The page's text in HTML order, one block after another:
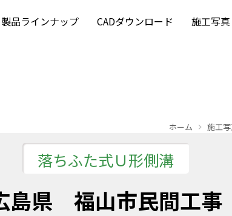
製品ラインナップ CADダウンロード 施工写真
ホーム 施工
落ちふた式Ｕ形側溝
島県 福山市民間工事